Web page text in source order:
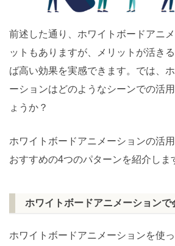
前述した通り、ホワイトボードアニ
ットもありますが、メリットが活き
ば高い効果を実感できます。では、
ーションはどのようなシーンでの活
ょうか？
ホワイトボードアニメーションの活
おすすめの4つのパターンを紹介しま
ホワイトボードアニメーションで
ホワイトボードアニメーションを使